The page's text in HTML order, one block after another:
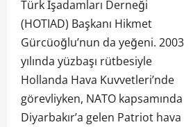
Türk İşadamları Derneği
(HOTIAD) Başkanı Hikmet
Gürcüoğlu’nun da yeğeni. 2003
yılında yüzbaşı rütbesiyle
Hollanda Hava Kuvvetleri’nde
görevliyken, NATO kapsamında
Diyarbakır’a gelen Patriot hava